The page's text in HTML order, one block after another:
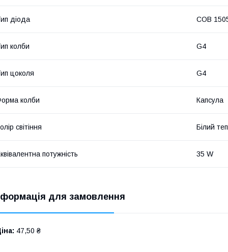
діода COB
колби G4
цоколя G4
колби Капсула
світіння Білий
потужність 35 W
для замовлення
47,50 ₴